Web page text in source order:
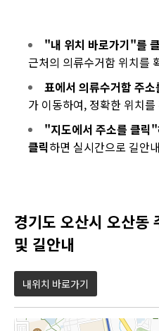
"내 위치 바로가기"를
근처의 의류수거함 위치를
표에서 의류수거함 주소
가 이동하여, 정확한 위치
"지도에서 주소를 클릭
클릭하면 실시간으로 길안
경기도 오산시 오산동
및 길안내
내위치 바로가기